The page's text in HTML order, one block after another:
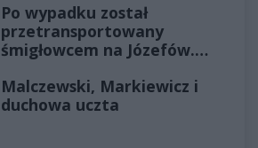
Po wypadku został
przetransportowany
śmigłowcem na Józefów.
Malczewski, Markiewicz i
duchowa uczta